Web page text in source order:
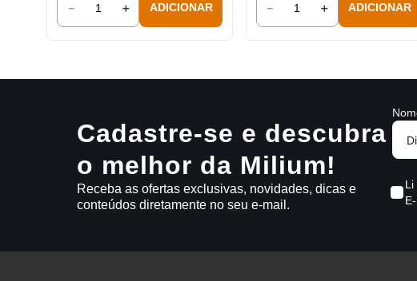
＋
－ ADICIONAR ＋
－ ADICIONAR
Cadastre-se e descubra
o melhor da Milium!
Receba as ofertas exclusivas, novidades, dicas e
conteúdos diretamente no seu e-mail.
Li